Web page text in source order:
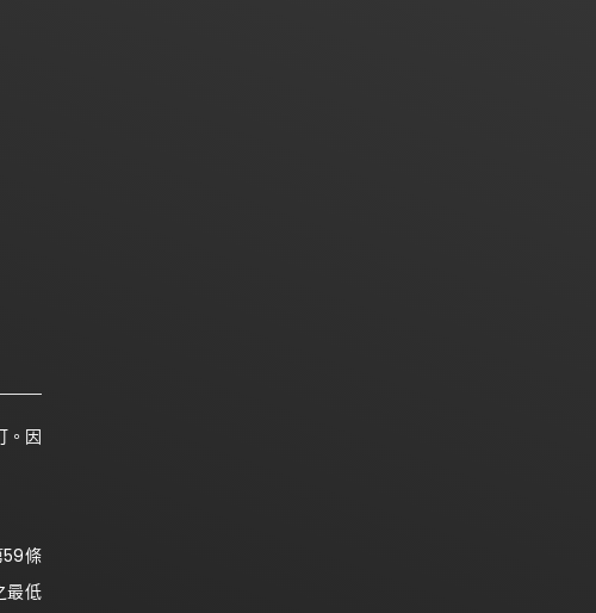
。因
59條
最低